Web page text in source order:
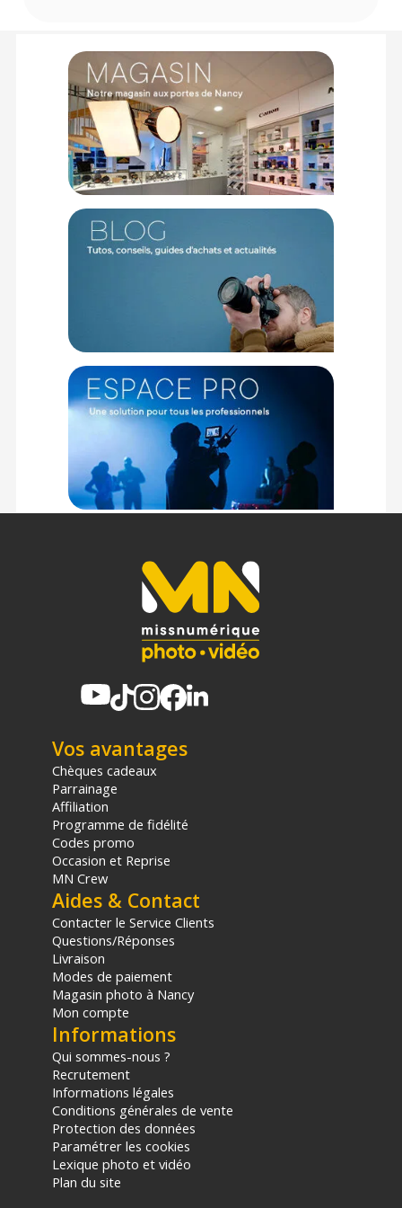
1 x Rogue Adaptateur PF
Offre valable jusqu'au 08-08-2026 inclus.
Code EAN Rogue Adaptateur PF - Adaptateur pour Flash -
Achat et prix :
7517510406770
Garantie 2 ans
(1) Nombre de points Fidélité estimés, hors remises au panier, basé
sur le prix TTC en €, les points seront effectivement calculés dans le
Vos avantages
Chèques cadeaux
Parrainage
Affiliation
Programme de fidélité
Codes promo
Occasion et Reprise
MN Crew
Aides & Contact
Contacter le Service Clients
Questions/Réponses
Livraison
Modes de paiement
Magasin photo à Nancy
Mon compte
Informations
Qui sommes-nous ?
Recrutement
Informations légales
Conditions générales de vente
Protection des données
Paramétrer les cookies
Lexique photo et vidéo
Plan du site